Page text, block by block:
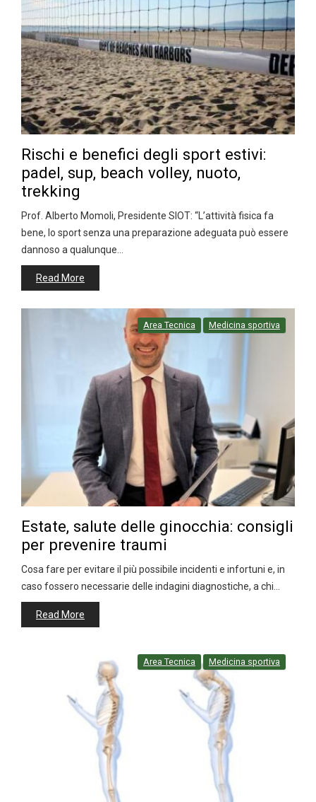
Rischi e benefici degli sport estivi:
padel, sup, beach volley, nuoto,
trekking
Prof. Alberto Momoli, Presidente SIOT: “L’attività fisica fa
bene, lo sport senza una preparazione adeguata può essere
dannoso a qualunque…
Read More
Area Tecnica Medicina sportiva
Estate, salute delle ginocchia: consigli
per prevenire traumi
Cosa fare per evitare il più possibile incidenti e infortuni e, in
caso fossero necessarie delle indagini diagnostiche, a chi…
Read More
Area Tecnica Medicina sportiva